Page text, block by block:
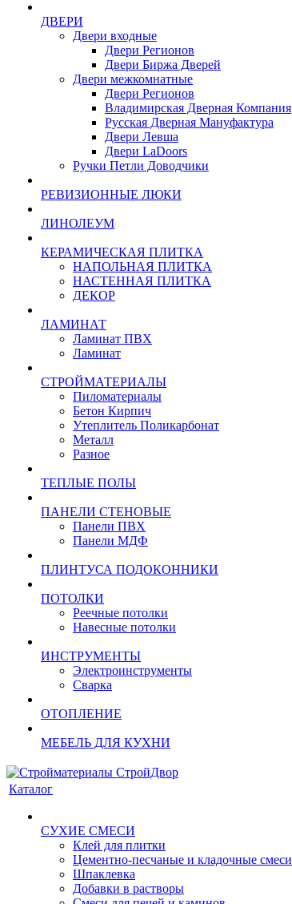
ДВЕРИ
Двери входные
Двери Регионов
Двери Биржа Дверей
Двери межкомнатные
Двери Регионов
Владимирская Дверная Компания
Русская Дверная Мануфактура
Двери Левша
Двери LaDoors
Ручки Петли Доводчики
РЕВИЗИОННЫЕ ЛЮКИ
ЛИНОЛЕУМ
КЕРАМИЧЕСКАЯ ПЛИТКА
НАПОЛЬНАЯ ПЛИТКА
НАСТЕННАЯ ПЛИТКА
ДЕКОР
ЛАМИНАТ
Ламинат ПВХ
Ламинат
СТРОЙМАТЕРИАЛЫ
Пиломатериалы
Бетон Кирпич
Утеплитель Поликарбонат
Металл
Разное
ТЕПЛЫЕ ПОЛЫ
ПАНЕЛИ СТЕНОВЫЕ
Панели ПВХ
Панели МДФ
ПЛИНТУСА ПОДОКОННИКИ
ПОТОЛКИ
Реечные потолки
Навесные потолки
ИНСТРУМЕНТЫ
Электроинструменты
Сварка
ОТОПЛЕНИЕ
МЕБЕЛЬ ДЛЯ КУХНИ
Каталог
СУХИЕ СМЕСИ
Клей для плитки
Цементно-песчаные и кладочные смеси
Шпаклевка
Добавки в растворы